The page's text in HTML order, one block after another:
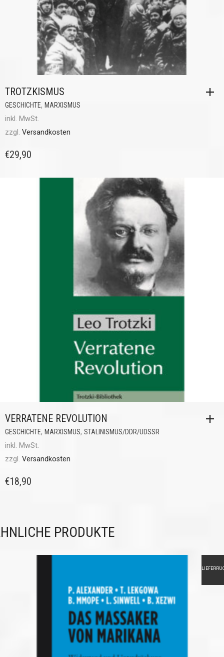
TROTZKISMUS
GESCHICHTE, MARXISMUS
inkl. MwSt.
zzgl. Versandkosten
€29,90
VERRATENE REVOLUTION
GESCHICHTE, MARXISMUS, STALINISMUS/DDR/UDSSR
inkl. MwSt.
zzgl. Versandkosten
€18,90
PRODUKTE